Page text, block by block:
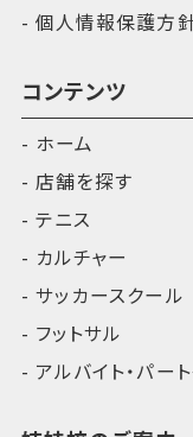
個人情報保護方
コンテンツ
ホーム
店舗を探す
テニス
カルチャー
サッカースクール
フットサル
アルバイト・パー